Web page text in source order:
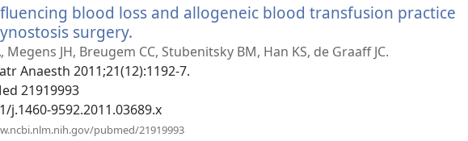
blood loss and allogeneic blood transfusion practice
surgery.
nytt
vindu)
JH, Breugem CC, Stubenitsky BM, Han KS, de Graaff JC.
Anaesth 2011;21(12):1192-7.
21919993
j.1460-9592.2011.03689.x
pubmed/21919993